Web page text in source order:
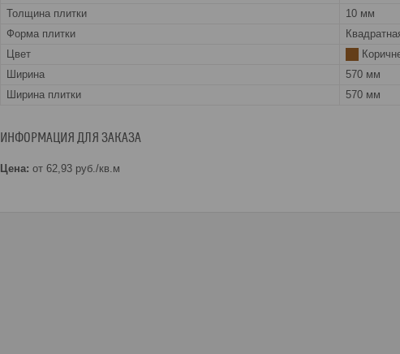
Толщина плитки
10 мм
Форма плитки
Цвет
Ширина
570 мм
Ширина плитки
570 мм
ИНФОРМАЦИЯ ДЛЯ ЗАКАЗА
Цена: от 62,93 руб./кв.м